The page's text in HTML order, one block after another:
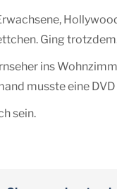
Ging
ins
musste eine
sein.